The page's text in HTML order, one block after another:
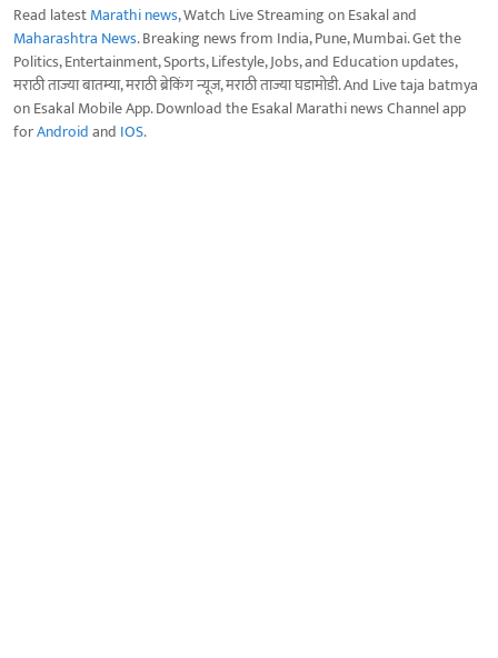
Read latestMarathi news, Watch Live Streaming on Esakal and
Maharashtra News. Breaking news from India, Pune, Mumbai. Get the
Politics, Entertainment, Sports, Lifestyle, Jobs, and Education updates,
मराठी ताज्या बातम्या, मराठी ब्रेकिंग न्यूज, मराठी ताज्या घडामोडी. And Live taja batmya
on Esakal Mobile App. Download the Esakal Marathi news Channel app
forAndroidand IOS.